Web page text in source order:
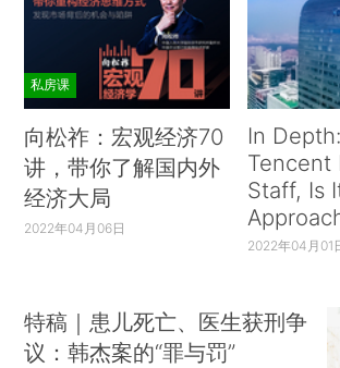
私房课
向松祚：宏观经济70
讲，带你了解国内外
经济大局
2022年04月06日
In
Tencent
Staff, Is
2022年04月01
特稿｜患儿死亡、医生获刑争
议：韩杰案的“罪与罚”